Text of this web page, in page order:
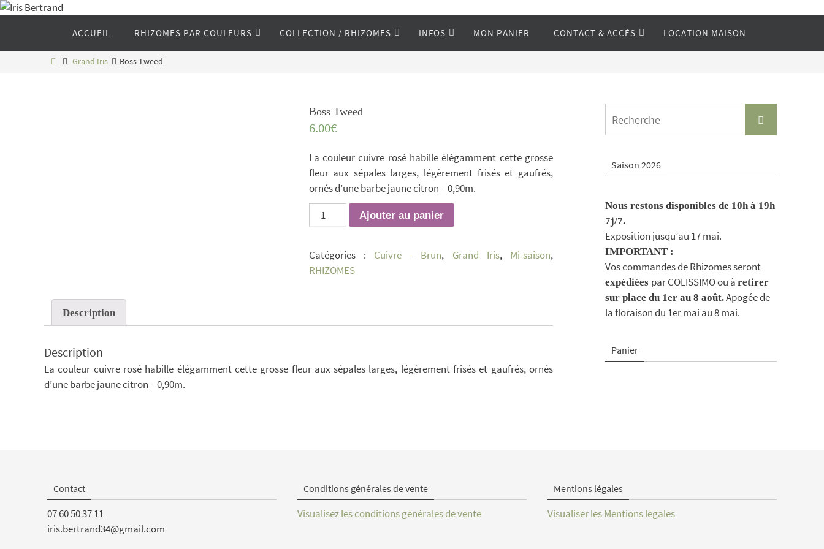
Passer
contenu
ACCUEIL RHIZOMES PAR COULEURS COLLECTION / RHIZOMES INFOS MON PANIER CONTACT & ACCÈS LOCATION MAISON
HomeGrand Iris Boss Tweed
Boss Tweed
6.00€
La couleur cuivre rosé habille élégamment cette grosse
fleur aux sépales larges, légèrement frisés et gaufrés,
ornés d’une barbe jaune citron – 0,90m.
quantité
de
Tweed
Ajouter au panier
Catégories : Cuivre - Brun, Grand Iris, Mi-saison,
RHIZOMES
Description
Description
La couleur cuivre rosé habille élégamment cette grosse fleur aux sépales larges, légèrement frisés et gaufrés, ornés
d’une barbe jaune citron – 0,90m.
Recherche
Saison 2026
Nous restons disponibles de 10h à 19h
7j/7.
Exposition jusqu’au 17 mai.
IMPORTANT :
Vos commandes de Rhizomes seront
expédiées par COLISSIMO ou à retirer
sur place du 1er au 8 août.Apogée de
la floraison du 1er mai au 8 mai.
Panier
Contact
07 60 50 37 11
iris.bertrand34@gmail.com
Conditions générales de vente
Visualisez les conditions générales de vente
Mentions légales
Visualiser les Mentions légales